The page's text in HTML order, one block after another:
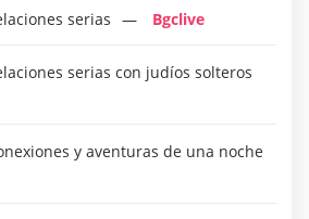
serias Bgclive
serias con judíos solteros
y aventuras de una noche